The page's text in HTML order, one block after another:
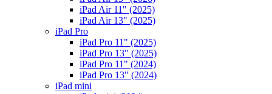
iPad Air 11" (2025)
iPad Air 13" (2025)
iPad Pro
iPad Pro 11" (2025)
iPad Pro 13" (2025)
iPad Pro 11" (2024)
iPad Pro 13" (2024)
iPad mini